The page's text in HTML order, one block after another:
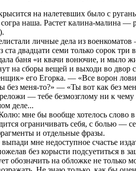
на налетевших было с
наша. Растет калина-малина —
личные дела из
ста двадцати семи только сорок три
баня «и квачи вонючие, и мыло
на сборы вещей и выходи во
его Егорка. — «Все ворон
меня-то?» — «Ты вот как без
— тебе безмозглому ни к
деле...
мне бы вообще хотелось слово в
ограничивать себя, с болью —
и отдельные фразы.
мне недоступное счастье
без корысти подсуетиться в
обозначить на обложке не